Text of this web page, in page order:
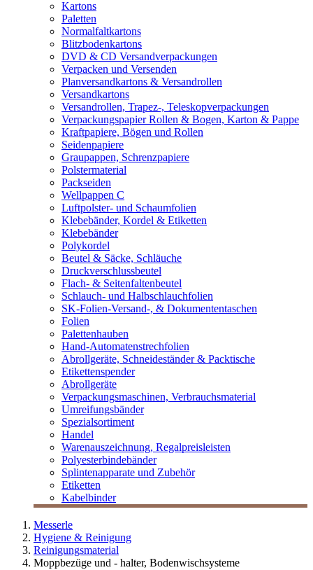
Kartons
Paletten
Normalfaltkartons
Blitzbodenkartons
DVD & CD Versandverpackungen
Verpacken und Versenden
Planversandkartons & Versandrollen
Versandkartons
Versandrollen, Trapez-, Teleskopverpackungen
Verpackungspapier Rollen & Bogen, Karton & Pappe
Kraftpapiere, Bögen und Rollen
Seidenpapiere
Graupappen, Schrenzpapiere
Polstermaterial
Packseiden
Wellpappen C
Luftpolster- und Schaumfolien
Klebebänder, Kordel & Etiketten
Klebebänder
Polykordel
Beutel & Säcke, Schläuche
Druckverschlussbeutel
Flach- & Seitenfaltenbeutel
Schlauch- und Halbschlauchfolien
SK-Folien-Versand-, & Dokumententaschen
Folien
Palettenhauben
Hand-Automatenstrechfolien
Abrollgeräte, Schneideständer & Packtische
Etikettenspender
Abrollgeräte
Verpackungsmaschinen, Verbrauchsmaterial
Umreifungsbänder
Spezialsortiment
Handel
Warenauszeichnung, Regalpreisleisten
Polyesterbindebänder
Splintenapparate und Zubehör
Etiketten
Kabelbinder
Messerle
Hygiene & Reinigung
Reinigungsmaterial
Moppbezüge und - halter, Bodenwischsysteme